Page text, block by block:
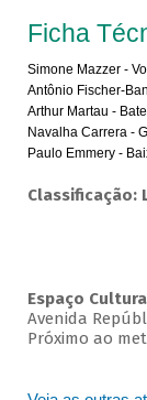
Ficha
Simone Mazzer -
Antônio Fischer-
Arthur Martau -
Navalha Carrera -
Paulo Emmery -
Classificação:
Espaço
Avenida
Próximo ao